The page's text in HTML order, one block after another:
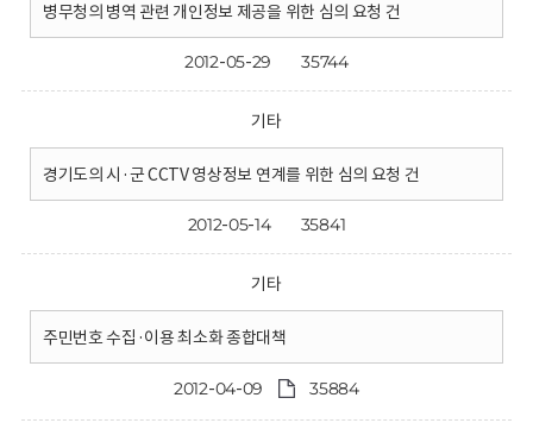
병무청의 병역 관련 개인정보 제공을 위한 심의 요청 건
2012-05-29 35744
기타
경기도의 시·군 CCTV 영상정보 연계를 위한 심의 요청 건
2012-05-14 35841
기타
주민번호 수집·이용 최소화 종합대책
2012-04-09 35884